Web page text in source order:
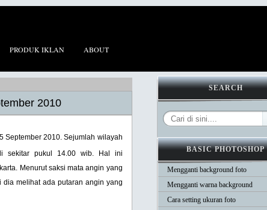
PRODUK IKLAN ABOUT
2010
September 2010. Sejumlah wilayah
sekitar pukul 14.00 wib. Hal ini
Menurut saksi mata angin yang
melihat ada putaran angin yang
SEARCH
BASIC PHOTOSHOP
Mengganti background foto
Mengganti warna background
Cara setting ukuran foto